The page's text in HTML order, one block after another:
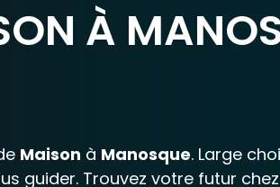
À
Maison à Manosque. Large
guider. Trouvez votre futur